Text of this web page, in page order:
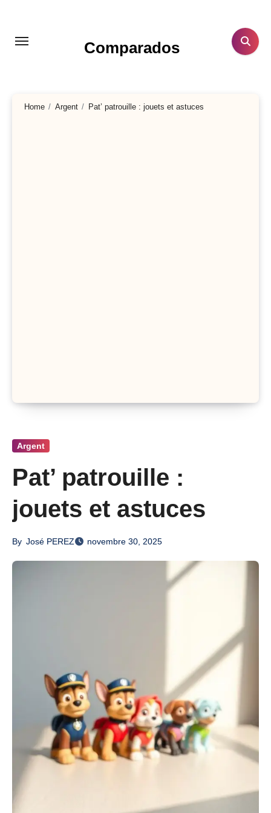
contenu
Comparados
Home Argent Pat’ patrouille : jouets et astuces
Argent
Pat’ patrouille :
jouets et astuces
By José PEREZ novembre 30, 2025